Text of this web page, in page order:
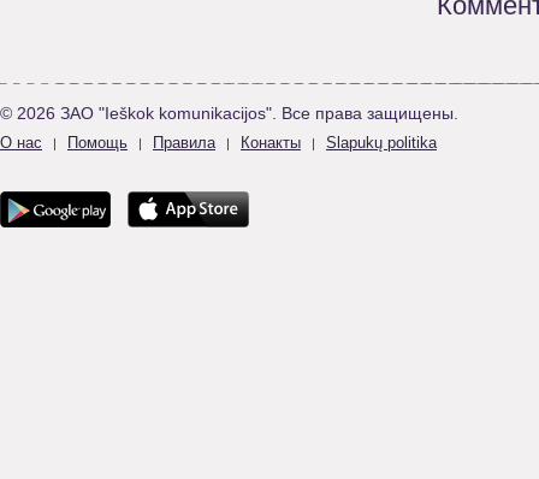
© 2026 ЗАО "Ieškok komunikacijos". Все права защищены.
О нас | Помощь | Правила | Конакты | Slapukų politika